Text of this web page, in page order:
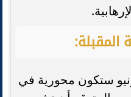
المقبلة:
القادمة في 21 يونيو ستكون محورية في